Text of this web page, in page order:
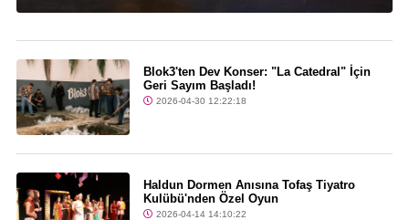
Blok3'ten Dev Konser: "La Catedral" İçin
Geri Sayım Başladı!
2026-04-30 12:22:18
Haldun Dormen Anısına Tofaş Tiyatro
Kulübü'nden Özel Oyun
2026-04-14 14:10:22